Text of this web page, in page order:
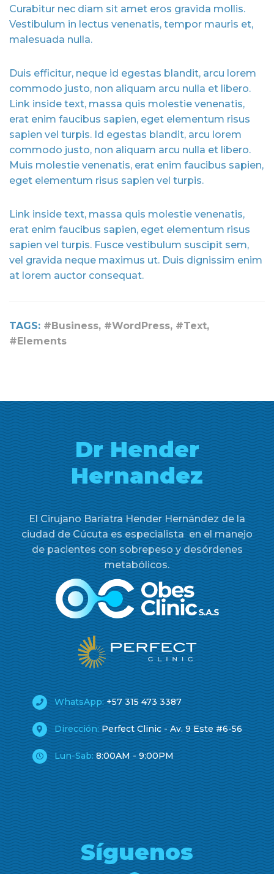
Curabitur nec diam sit amet eros gravida mollis.
Vestibulum in lectus venenatis, tempor mauris et,
malesuada nulla.
Duis efficitur, neque id egestas blandit, arcu lorem
commodo justo, non aliquam arcu nulla et libero.
Link inside text, massa quis molestie venenatis,
erat enim faucibus sapien, eget elementum risus
sapien vel turpis. Id egestas blandit, arcu lorem
commodo justo, non aliquam arcu nulla et libero.
Muis molestie venenatis, erat enim faucibus sapien,
eget elementum risus sapien vel turpis.
Link inside text, massa quis molestie venenatis,
erat enim faucibus sapien, eget elementum risus
sapien vel turpis. Fusce vestibulum suscipit sem,
vel gravida neque maximus ut. Duis dignissim enim
at lorem auctor consequat.
TAGS: #Business, #WordPress, #Text,
#Elements
Dr Hender
Hernandez
El Cirujano Baríatra Hender Hernández de la
ciudad de Cúcuta es especialista en el manejo
de pacientes con sobrepeso y desórdenes
metabólicos.
WhatsApp: +57 315 473 3387
Dirección:Perfect Clinic - Av. 9 Este #6-56
Lun-Sab:8:00AM - 9:00PM
Síguenos